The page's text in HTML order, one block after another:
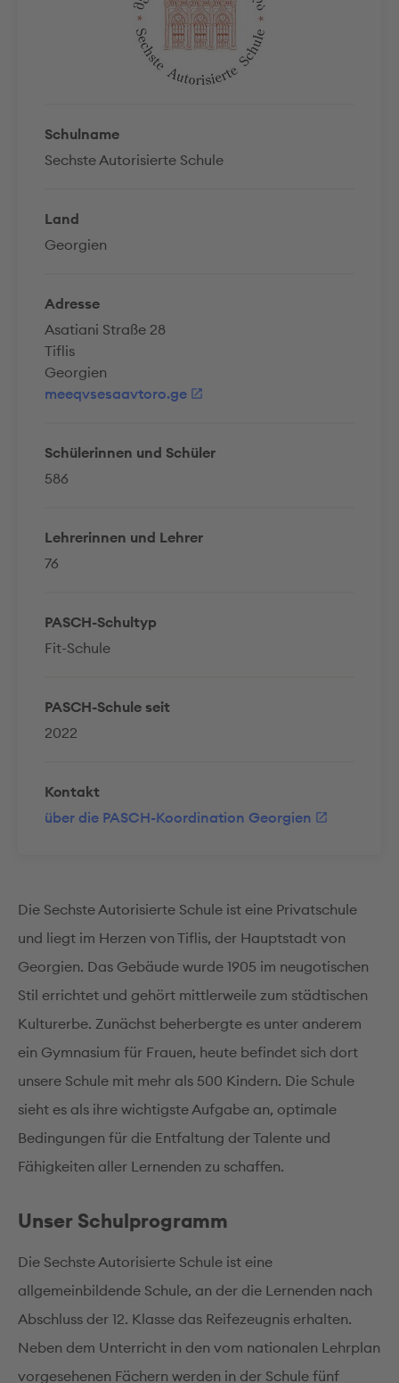
Schulname
Sechste Autorisierte Schule
Land
Georgien
Adresse
Asatiani Straße 28
Tiflis
Georgien
meeqvsesaavtoro.ge
Schülerinnen und Schüler
586
Lehrerinnen und Lehrer
76
PASCH-Schultyp
Fit-Schule
PASCH-Schule seit
2022
Kontakt
über die PASCH-Koordination Georgien
Die Sechste Autorisierte Schule ist eine Privatschule
und liegt im Herzen von Tiflis, der Hauptstadt von
Georgien. Das Gebäude wurde 1905 im neugotischen
Stil errichtet und gehört mittlerweile zum städtischen
Kulturerbe. Zunächst beherbergte es unter anderem
ein Gymnasium für Frauen, heute befindet sich dort
unsere Schule mit mehr als 500 Kindern. Die Schule
sieht es als ihre wichtigste Aufgabe an, optimale
Bedingungen für die Entfaltung der Talente und
Fähigkeiten aller Lernenden zu schaffen.
Unser Schulprogramm
Die Sechste Autorisierte Schule ist eine
allgemeinbildende Schule, an der die Lernenden nach
Abschluss der 12. Klasse das Reifezeugnis erhalten.
Neben dem Unterricht in den vom nationalen Lehrplan
vorgesehenen Fächern werden in der Schule fünf